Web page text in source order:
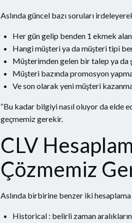
Aslında güncel bazı soruları
Her gün gelip benden 1 ekmek
Hangi müşteri ya da müşteri tipi
Müşterimden gelen bir talep ya da
Müşteri bazında promosyon
Ve son olarak yeni müşteri
“Bu kadar bilgiyi nasıl oluyor da elde
geçmemiz gerekir.
CLV
Çözmemiz
Aslında birbirine benzer iki
Historical : belirli zaman